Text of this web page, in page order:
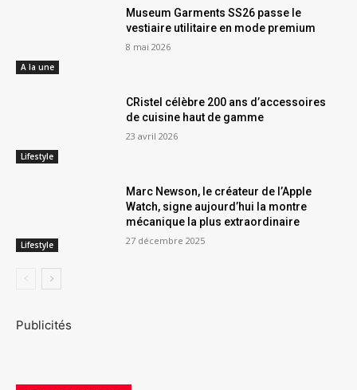
A la une
Museum Garments SS26 passe le
vestiaire utilitaire en mode premium
8 mai 2026
Lifestyle
CRistel célèbre 200 ans d’accessoires
de cuisine haut de gamme
23 avril 2026
Lifestyle
Marc Newson, le créateur de l’Apple
Watch, signe aujourd’hui la montre
mécanique la plus extraordinaire
27 décembre 2025
Publicités